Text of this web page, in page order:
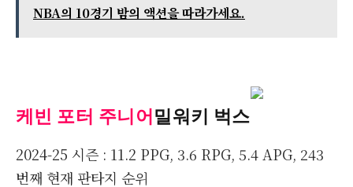
NBA의 10경기 밤의 액션을 따라가세요.
케빈 포터 주니어밀워키 벅스
2024-25 시즌 : 11.2 PPG, 3.6 RPG, 5.4 APG, 243
번째 현재 판타지 순위